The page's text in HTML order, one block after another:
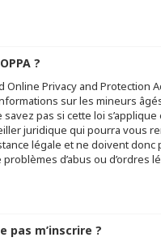
?
Online Privacy and
sur les mineurs
savez pas si cette loi
juridique qui pourra vous
légale et ne doivent
d’abus ou d’ordres
pas m’inscrire ?